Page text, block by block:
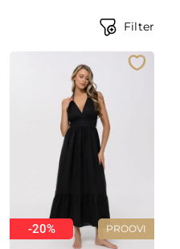
Filter
PROOVI
-20%